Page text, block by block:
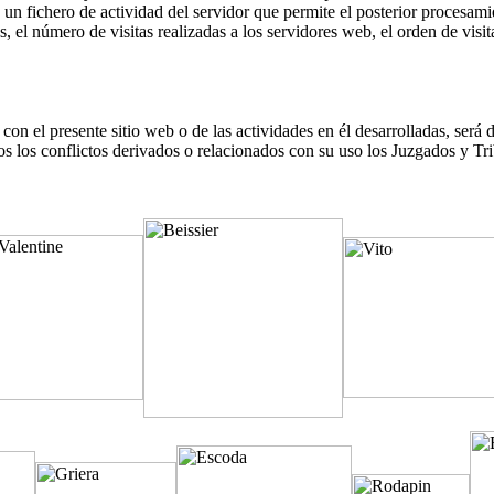
fichero de actividad del servidor que permite el posterior
el número de visitas realizadas a los servidores web, el orden de
el presente sitio web o de las actividades en él desarrolladas,
los conflictos derivados o relacionados con su uso los Juzgados